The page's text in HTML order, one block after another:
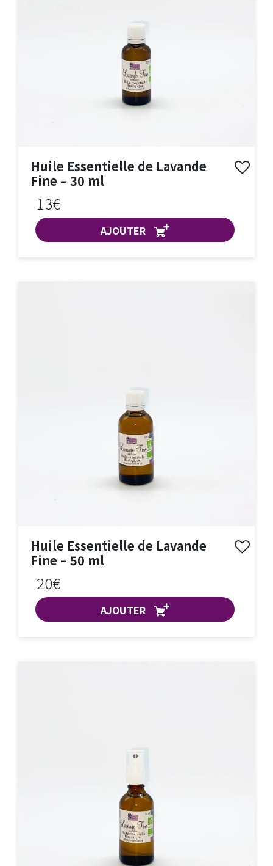
Huile Essentielle de Lavande
Fine – 30 ml
13€
AJOUTER
Huile Essentielle de Lavande
Fine – 50 ml
20€
AJOUTER